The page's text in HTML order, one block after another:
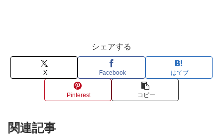
シェアする
X Facebook はてブ
Pinterest コピー
関連記事